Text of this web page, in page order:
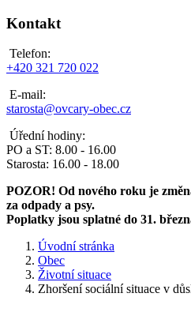
Kontakt
Telefon:
+420 321 720 022
E-mail:
starosta@ovcary-obec.cz
Úřední hodiny:
PO a ST: 8.00 - 16.00
Starosta: 16.00 - 18.00
POZOR! Od nového roku je
za odpady a psy.
Poplatky jsou splatné do 31.
Úvodní stránka
Obec
Životní situace
Zhoršení sociální situace v